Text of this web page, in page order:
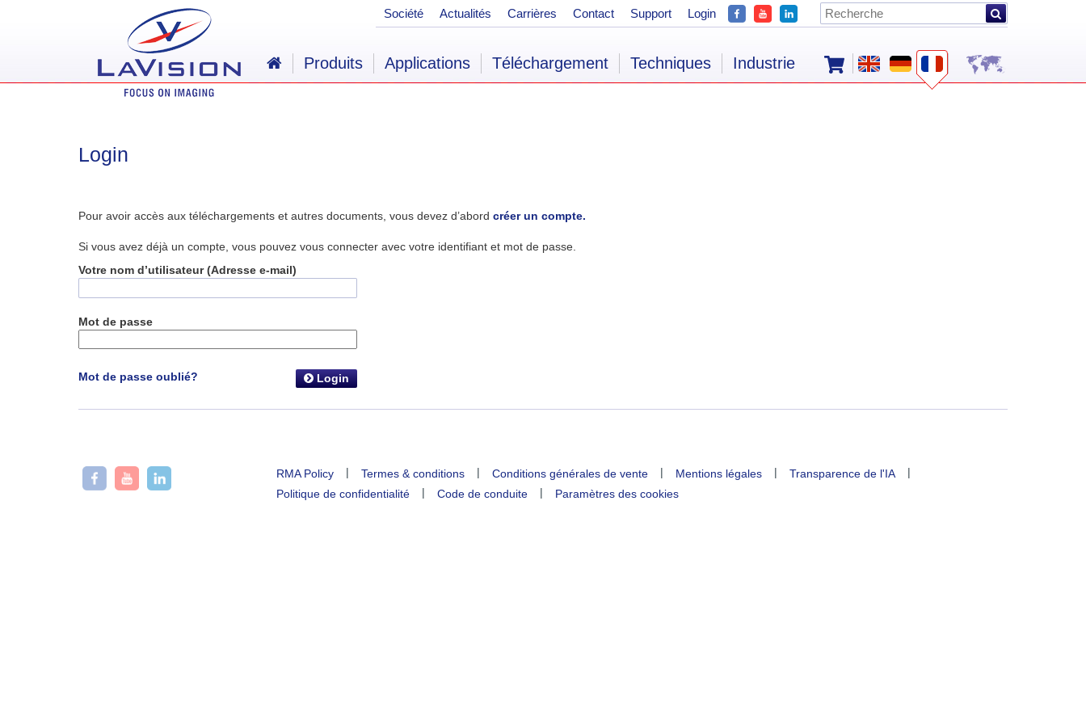
Login
Pour avoir accès aux téléchargements et autres documents, vous devez d’abord créer un compte.
Si vous avez déjà un compte, vous pouvez vous connecter avec votre identifiant et mot de passe.
Votre nom d’utilisateur (Adresse e-mail)
Mot de passe
Mot de passe oublié? Login
RMA Policy | Termes & conditions | Conditions générales de vente | Mentions légales | Transparence de l'IA
|
Politique de confidentialité
| Code de conduite | Paramètres des cookies
Société Actualités Carrières Contact Support Login
Produits Applications Téléchargement Techniques Industrie